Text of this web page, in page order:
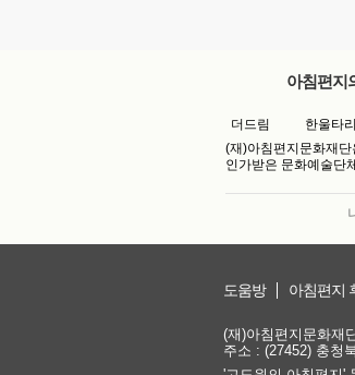
아침편지
더드림
한울타
(재)아침편지문화재
인가받은 문화예술단
도움방 아침편지
(재)아침편지문화재
주소 : (27452) 충청